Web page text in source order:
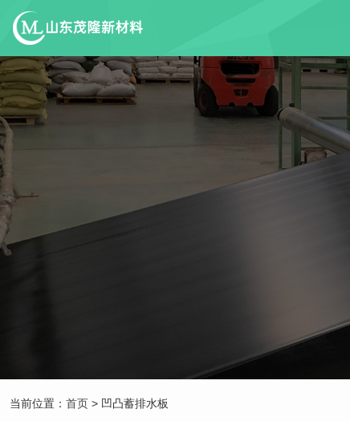
当前位置： 首页 > 凹凸蓄排水板